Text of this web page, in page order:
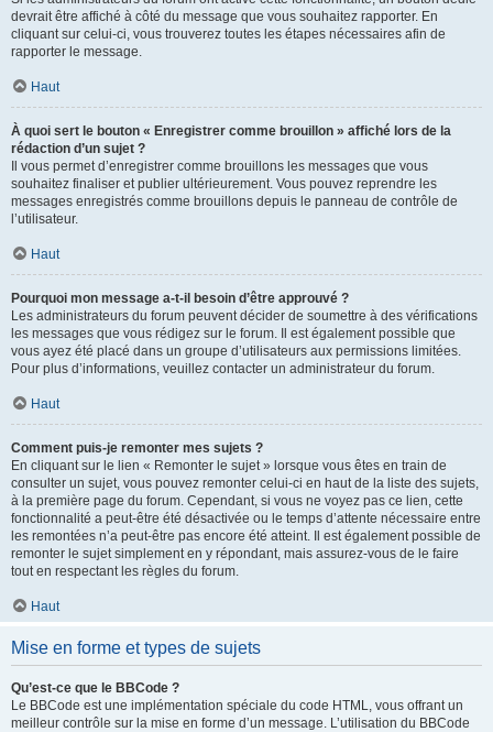
devrait être affiché à côté du message que vous souhaitez rapporter. En
cliquant sur celui-ci, vous trouverez toutes les étapes nécessaires afin de
rapporter le message.
Haut
À quoi sert le bouton « Enregistrer comme brouillon » affiché lors de la
rédaction d’un sujet ?
Il vous permet d’enregistrer comme brouillons les messages que vous
souhaitez finaliser et publier ultérieurement. Vous pouvez reprendre les
messages enregistrés comme brouillons depuis le panneau de contrôle de
l’utilisateur.
Haut
Pourquoi mon message a-t-il besoin d’être approuvé ?
Les administrateurs du forum peuvent décider de soumettre à des vérifications
les messages que vous rédigez sur le forum. Il est également possible que
vous ayez été placé dans un groupe d’utilisateurs aux permissions limitées.
Pour plus d’informations, veuillez contacter un administrateur du forum.
Haut
Comment puis-je remonter mes sujets ?
En cliquant sur le lien « Remonter le sujet » lorsque vous êtes en train de
consulter un sujet, vous pouvez remonter celui-ci en haut de la liste des sujets,
à la première page du forum. Cependant, si vous ne voyez pas ce lien, cette
fonctionnalité a peut-être été désactivée ou le temps d’attente nécessaire entre
les remontées n’a peut-être pas encore été atteint. Il est également possible de
remonter le sujet simplement en y répondant, mais assurez-vous de le faire
tout en respectant les règles du forum.
Haut
Mise en forme et types de sujets
Qu’est-ce que le BBCode ?
Le BBCode est une implémentation spéciale du code HTML, vous offrant un
meilleur contrôle sur la mise en forme d’un message. L’utilisation du BBCode